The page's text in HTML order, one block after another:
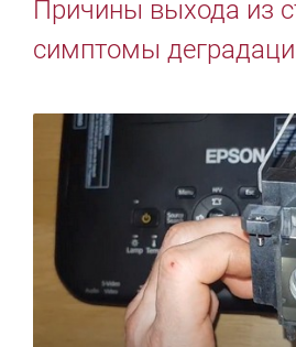
Причины выхода из
симптомы